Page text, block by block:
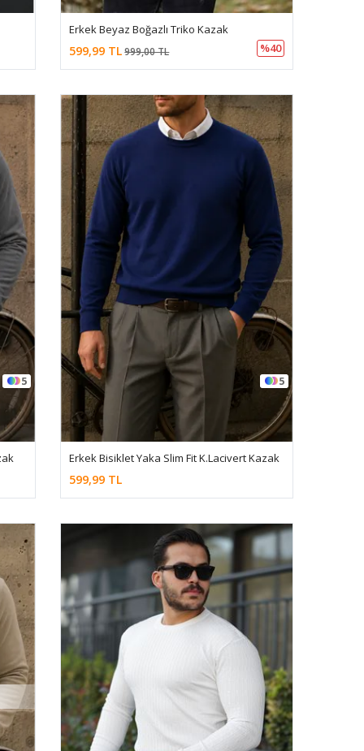
Erkek Beyaz Boğazlı Triko Kazak
599,99 TL999,00 TL %40
5 5
Erkek Bisiklet Yaka Slim Fit K.Lacivert Kazak
599,99 TL